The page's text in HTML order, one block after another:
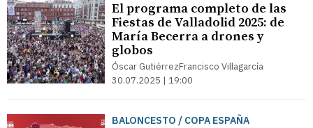
El programa completo de las
Fiestas de Valladolid 2025: de
María Becerra a drones y
globos
Óscar GutiérrezFrancisco Villagarcía
30.07.2025 | 19:00
BALONCESTO / COPA ESPAÑA